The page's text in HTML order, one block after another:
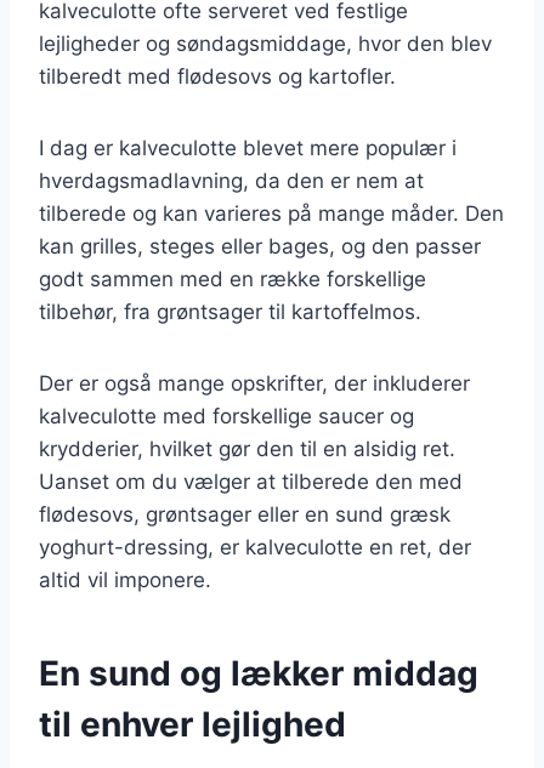
kalveculotte ofte serveret ved festlige
lejligheder og søndagsmiddage, hvor den blev
tilberedt med flødesovs og kartofler.
I dag er kalveculotte blevet mere populær i
hverdagsmadlavning, da den er nem at
tilberede og kan varieres på mange måder. Den
kan grilles, steges eller bages, og den passer
godt sammen med en række forskellige
tilbehør, fra grøntsager til kartoffelmos.
Der er også mange opskrifter, der inkluderer
kalveculotte med forskellige saucer og
krydderier, hvilket gør den til en alsidig ret.
Uanset om du vælger at tilberede den med
flødesovs, grøntsager eller en sund græsk
yoghurt-dressing, er kalveculotte en ret, der
altid vil imponere.
En sund og lækker middag
til enhver lejlighed